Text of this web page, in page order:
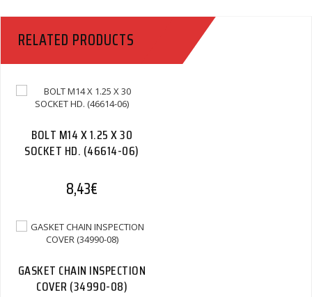
RELATED PRODUCTS
BOLT M14 X 1.25 X 30
SOCKET HD. (46614-06)
8,43€
GASKET CHAIN INSPECTION
COVER (34990-08)